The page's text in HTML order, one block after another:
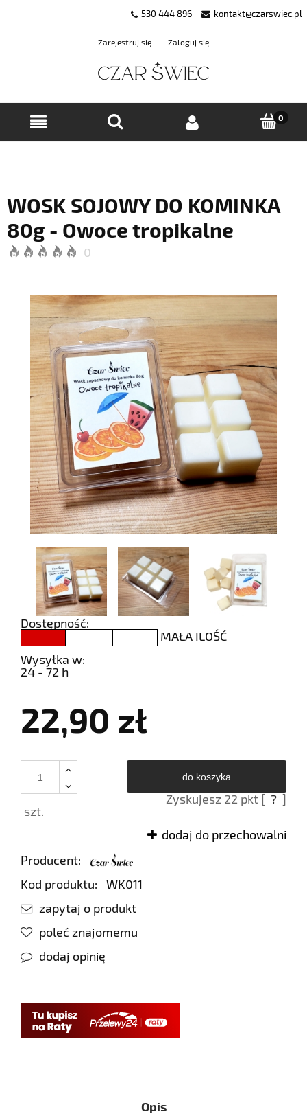
530 444 896 kontakt@czarswiec.pl
Zarejestruj się Zaloguj się
WOSK SOJOWY DO KOMINKA
80g - Owoce tropikalne
0
Dostępność:
MAŁA ILOŚĆ
Wysyłka w:
24 - 72 h
22,90 zł
szt.
do koszyka
Zyskujesz 22 pkt [ ? ]
dodaj do przechowalni
Producent:
Kod produktu:
WK011
zapytaj o produkt
poleć znajomemu
dodaj opinię
Opis